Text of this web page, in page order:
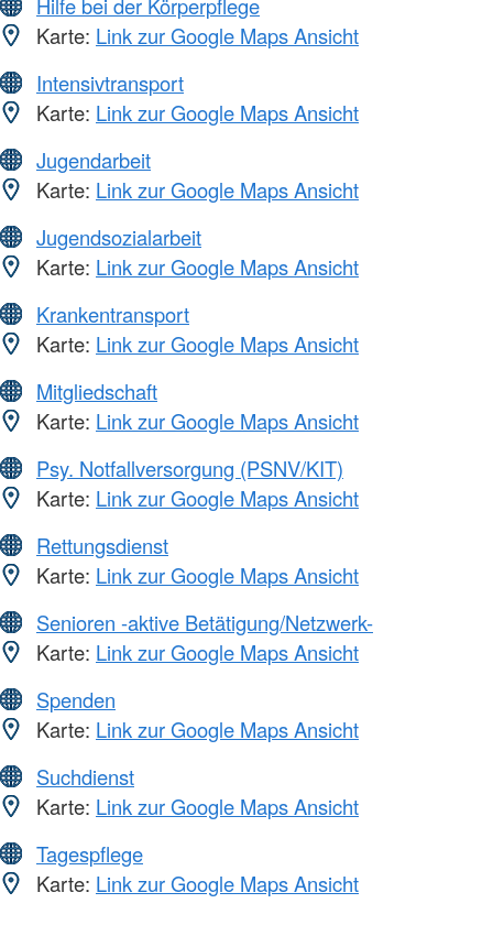
Hilfe bei der Körperpflege
Karte: Link zur Google Maps Ansicht
Intensivtransport
Karte: Link zur Google Maps Ansicht
Jugendarbeit
Karte: Link zur Google Maps Ansicht
Jugendsozialarbeit
Karte: Link zur Google Maps Ansicht
Krankentransport
Karte: Link zur Google Maps Ansicht
Mitgliedschaft
Karte: Link zur Google Maps Ansicht
Psy. Notfallversorgung (PSNV/KIT)
Karte: Link zur Google Maps Ansicht
Rettungsdienst
Karte: Link zur Google Maps Ansicht
Senioren -aktive Betätigung/Netzwerk-
Karte: Link zur Google Maps Ansicht
Spenden
Karte: Link zur Google Maps Ansicht
Suchdienst
Karte: Link zur Google Maps Ansicht
Tagespflege
Karte: Link zur Google Maps Ansicht